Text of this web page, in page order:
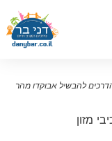
להבשיל אבוקדו מהר